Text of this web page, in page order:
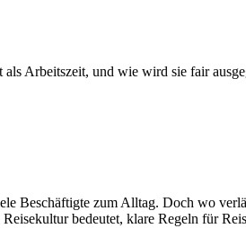
Arbeitszeit, und wie wird sie fair
Beschäftigte zum Alltag. Doch wo
bedeutet, klare Regeln für